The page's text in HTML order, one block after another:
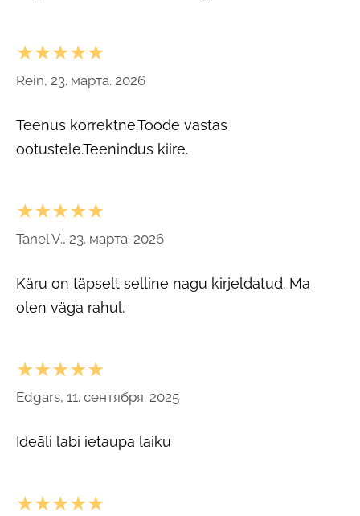
★★★★★
Rein, 23. марта. 2026
Teenus korrektne.Toode vastas
ootustele.Teenindus kiire.
★★★★★
Tanel V., 23. марта. 2026
Käru on täpselt selline nagu kirjeldatud. Ma
olen väga rahul.
★★★★★
Edgars, 11. сентября. 2025
Ideāli labi ietaupa laiku
★★★★★